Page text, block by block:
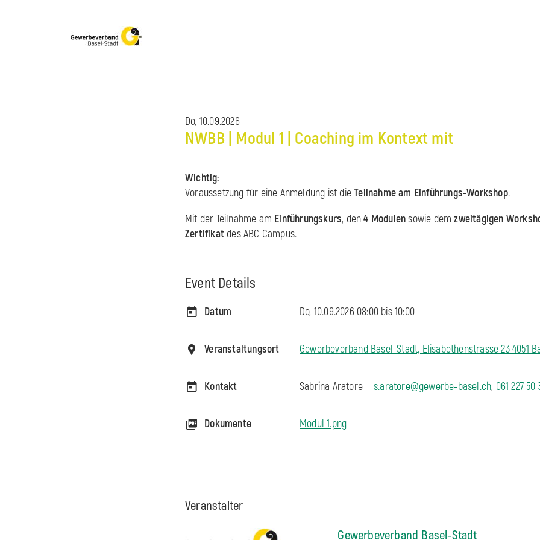
Do, 10.09.2026
NWBB | Modul 1 | Coaching im Kontext mit
Wichtig:
Voraussetzung für eine Anmeldung ist dieTeilnahme am Einführungs-Workshop.
Mit der Teilnahme am Einführungskurs, den4 Modulensowie demzweitägigen
Zertifikat des ABC Campus.
Event Details
Datum Do, 10.09.2026 08:00 bis10:00
Veranstaltungsort Gewerbeverband Basel-Stadt, Elisabethenstrasse 23 4051
Kontakt Sabrina Aratore s.aratore@gewerbe-basel.ch, 061 227 50
Dokumente Modul 1.png
Veranstalter
Gewerbeverband Basel-Stadt